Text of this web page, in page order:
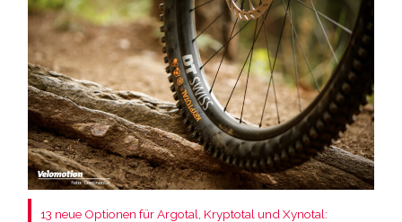
13 neue Optionen für Argotal, Kryptotal und Xynotal: